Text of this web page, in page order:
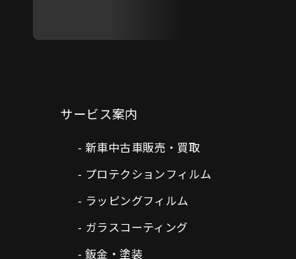
サービス案内
新車中古車販売・買取
プロテクションフィルム
ラッピングフィルム
ガラスコーティング
鈑金・塗装